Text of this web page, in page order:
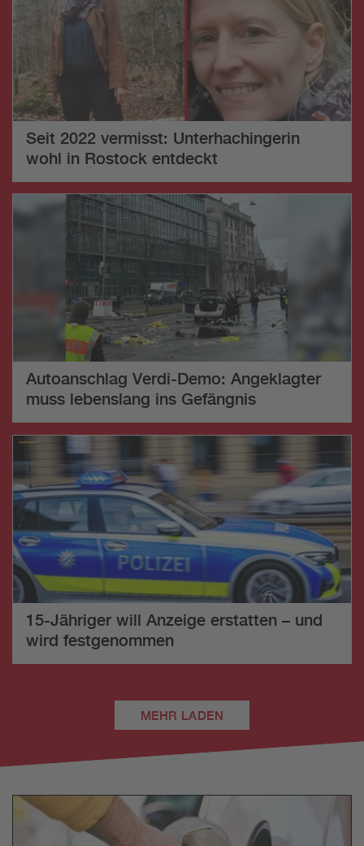
Seit 2022 vermisst: Unterhachingerin
wohl in Rostock entdeckt
Autoanschlag Verdi-Demo: Angeklagter
muss lebenslang ins Gefängnis
15-Jähriger will Anzeige erstatten – und
wird festgenommen
MEHR LADEN